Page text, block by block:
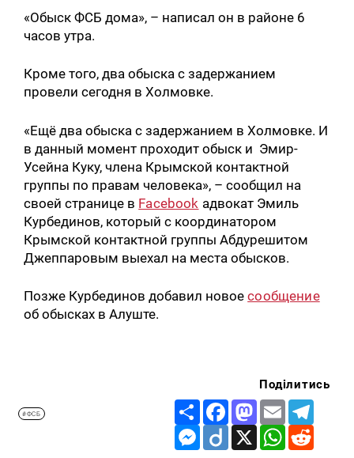
«Обыск ФСБ дома», – написал он в районе 6
часов утра.
Кроме того, два обыска с задержанием
провели сегодня в Холмовке.
«Ещё два обыска с задержанием в Холмовке. И
в данный момент проходит обыск и Эмир-
Усейна Куку, члена Крымской контактной
группы по правам человека», – сообщил на
своей странице в Facebook адвокат Эмиль
Курбединов, который с координатором
Крымской контактной группы Абдурешитом
Джеппаровым выехал на места обысков.
Позже Курбединов добавил новоесообщение
об обысках в Алуште.
#ФСБ
Поділитись
Share FacebookMastodon
Email
Messenger
Diigo X WhatsApp